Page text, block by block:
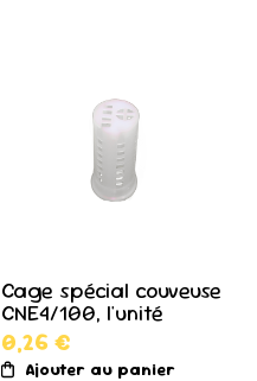
Cage spécial couveuse
CNE4/100, l'unité
0,26 €
Ajouter au panier